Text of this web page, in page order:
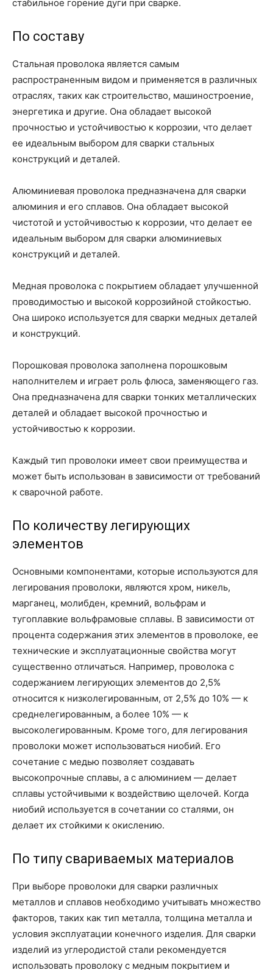
стабильное горение дуги при сварке.
По составу
Стальная проволока является самым
распространенным видом и применяется в различных
отраслях, таких как строительство, машиностроение,
энергетика и другие. Она обладает высокой
прочностью и устойчивостью к коррозии, что делает
ее идеальным выбором для сварки стальных
конструкций и деталей.
Алюминиевая проволока предназначена для сварки
алюминия и его сплавов. Она обладает высокой
чистотой и устойчивостью к коррозии, что делает ее
идеальным выбором для сварки алюминиевых
конструкций и деталей.
Медная проволока с покрытием обладает улучшенной
проводимостью и высокой коррозийной стойкостью.
Она широко используется для сварки медных деталей
и конструкций.
Порошковая проволока заполнена порошковым
наполнителем и играет роль флюса, заменяющего газ.
Она предназначена для сварки тонких металлических
деталей и обладает высокой прочностью и
устойчивостью к коррозии.
Каждый тип проволоки имеет свои преимущества и
может быть использован в зависимости от требований
к сварочной работе.
По количеству легирующих
элементов
Основными компонентами, которые используются для
легирования проволоки, являются хром, никель,
марганец, молибден, кремний, вольфрам и
тугоплавкие вольфрамовые сплавы. В зависимости от
процента содержания этих элементов в проволоке, ее
технические и эксплуатационные свойства могут
существенно отличаться. Например, проволока с
содержанием легирующих элементов до 2,5%
относится к низколегированным, от 2,5% до 10% — к
среднелегированным, а более 10% — к
высоколегированным. Кроме того, для легирования
проволоки может использоваться ниобий. Его
сочетание с медью позволяет создавать
высокопрочные сплавы, а с алюминием — делает
сплавы устойчивыми к воздействию щелочей. Когда
ниобий используется в сочетании со сталями, он
делает их стойкими к окислению.
По типу свариваемых материалов
При выборе проволоки для сварки различных
металлов и сплавов необходимо учитывать множество
факторов, таких как тип металла, толщина металла и
условия эксплуатации конечного изделия. Для сварки
изделий из углеродистой стали рекомендуется
использовать проволоку с медным покрытием и